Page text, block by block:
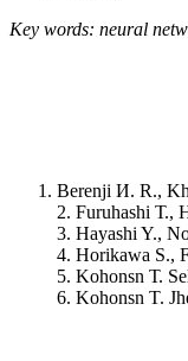
Key words: neural
Berenji И. R.,
2. Furuhashi Т.,
3. Hayashi Y.,
4. Horikawa S.,
5. Kohonsn Т.
6. Kohonsn T.